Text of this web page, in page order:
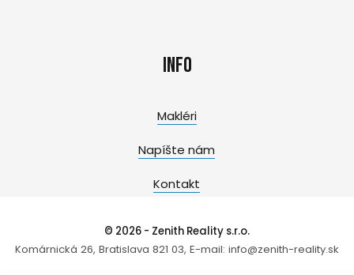
Info
Makléri
Napíšte nám
Kontakt
© 2026 - Zenith Reality s.r.o.
Komárnická 26, Bratislava 821 03, E-mail: info@zenith-reality.sk